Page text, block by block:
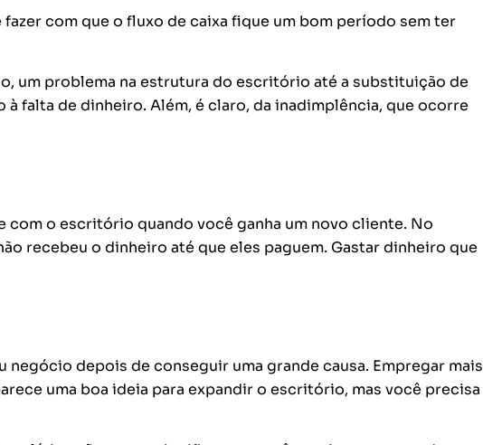
com que o fluxo de caixa fique um bom período sem ter
um problema na estrutura do escritório até a substituição de
falta de dinheiro. Além, é claro, da inadimplência, que ocorre
o escritório quando você ganha um novo cliente. No
recebeu o dinheiro até que eles paguem. Gastar dinheiro que
depois de conseguir uma grande causa. Empregar mais
uma boa ideia para expandir o escritório, mas você precisa